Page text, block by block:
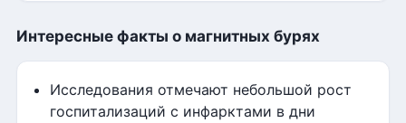
Интересные факты о магнитных бурях
Исследования отмечают небольшой рост
госпитализаций с инфарктами в дни